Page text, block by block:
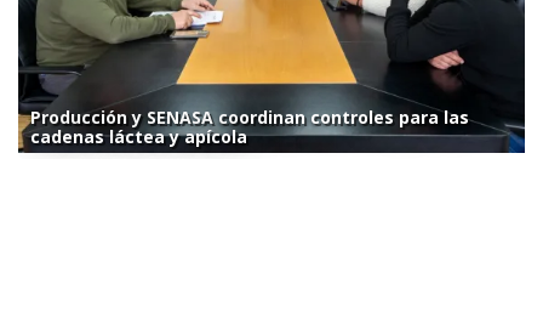
Producción y SENASA coordinan controles para las
cadenas láctea y apícola